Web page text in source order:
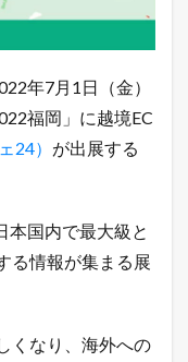
年7月1日（金）
福岡」に越境EC
24） が出展する
本国内で最大級と
る情報が集まる展
くなり、海外への